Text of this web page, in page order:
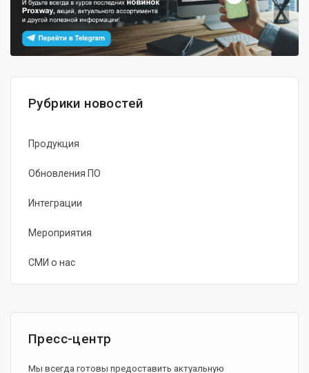
Рубрики новостей
Продукция
Обновления ПО
Интеграции
Мероприятия
СМИ о нас
Пресс-центр
Мы всегда готовы предоставить актуальную